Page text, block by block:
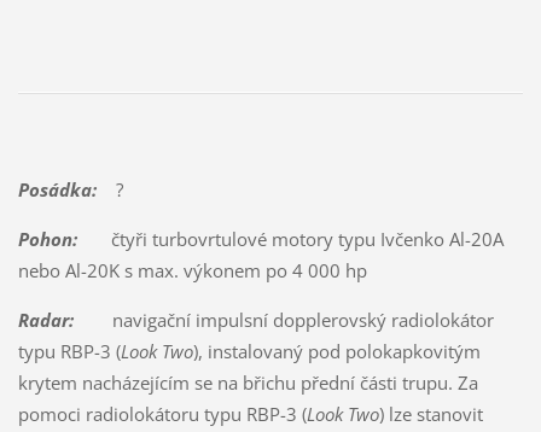
Posádka:?
Pohon:čtyři turbovrtulové motory typu Ivčenko Al-20A
nebo Al-20K s max. výkonem po 4 000 hp
Radar:navigační impulsní dopplerovský radiolokátor
typu RBP-3 (Look Two), instalovaný pod polokapkovitým
krytem nacházejícím se na břichu přední části trupu. Za
pomoci radiolokátoru typu RBP-3 (Look Two) lze stanovit